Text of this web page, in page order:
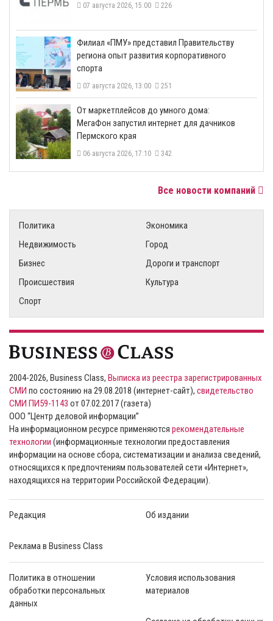
07 августа 2026, 15:00 226
​Филиал «ПМУ» представил Правительству
региона опыт развития корпоративного
спорта
07 августа 2026, 13:00 251
От маркетплейсов до умного дома:
МегаФон запустил интернет для дачников
Пермского края
06 августа 2026, 17:10 342
Все новости компаний
Политика
Экономика
Недвижимость
Город
Бизнес
Дороги и транспорт
Происшествия
Культура
Спорт
2004-2026, Business Class, Выписка из реестра зарегистрированных
СМИ по состоянию на 29.08.2018 (интернет-сайт), свидетельство
СМИ ПИ59-1143 от 07.02.2017 (газета)
ООО “Центр деловой информации”
На информационном ресурсе применяются рекомендательные
технологии (информационные технологии предоставления
информации на основе сбора, систематизации и анализа сведений,
относящихся к предпочтениям пользователей сети «Интернет»,
находящихся на территории Российской Федерации).
Редакция Об издании
Реклама в Business Class
Политика в отношении
обработки персональных
данных
Условия использования
материалов